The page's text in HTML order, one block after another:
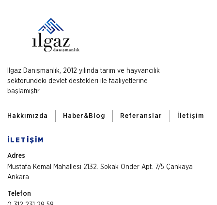
Ilgaz Danışmanlık, 2012 yılında tarım ve hayvancılık
sektöründeki devlet destekleri ile faaliyetlerine
başlamıştır.
Hakkımızda Haber&Blog Referanslar İletişim
İLETİŞİM
Adres
Mustafa Kemal Mahallesi 2132. Sokak Önder Apt. 7/5 Çankaya
Ankara
Telefon